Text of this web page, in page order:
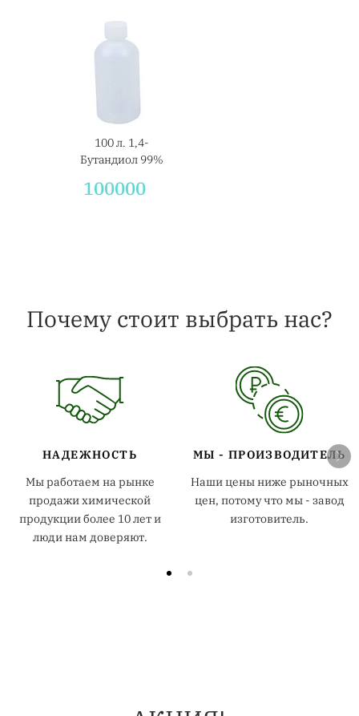
100 л. 1,4-
Бутандиол 99%
100000
Почему стоит выбрать нас?
НАДЕЖНОСТЬ
Мы работаем на рынке
продажи химической
продукции более 10 лет и
люди нам доверяют.
МЫ - ПРОИЗВОДИТЕЛЬ
Наши цены ниже рыночных
цен, потому что мы - завод
изготовитель.